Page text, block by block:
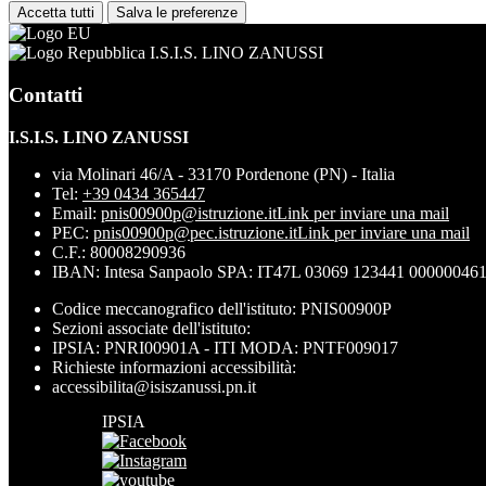
Accetta tutti Salva le preferenze
I.S.I.S. LINO ZANUSSI
Contatti
I.S.I.S. LINO ZANUSSI
via Molinari 46/A - 33170 Pordenone (PN) - Italia
Tel: +39 0434 365447
Email: pnis00900p@istruzione.itLink per inviare una mail
PEC: pnis00900p@pec.istruzione.itLink per inviare una mail
C.F.: 80008290936
IBAN: Intesa Sanpaolo SPA: IT47L 03069 123441
Codice meccanografico dell'istituto: PNIS00900P
Sezioni associate dell'istituto:
IPSIA: PNRI00901A - ITI MODA: PNTF009017
Richieste informazioni accessibilità:
accessibilita@isiszanussi.pn.it
IPSIA